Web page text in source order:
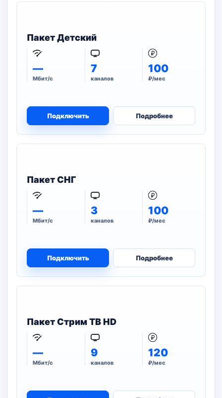
Пакет Детский
—
Мбит/с
7
каналов
100
₽/мес
Подключить Подробнее
Пакет СНГ
—
Мбит/с
3
каналов
100
₽/мес
Подключить Подробнее
Пакет Стрим ТВ HD
—
Мбит/с
9
каналов
120
₽/мес